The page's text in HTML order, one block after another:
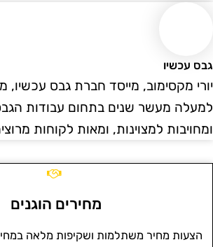
עכשיו
מקסימוב, מייסד חברת גבס עכשיו,
מעשר שנים בתחום עבודות
למצוינות, ומאות לקוחות
מחירים הוגנים
הצעות מחיר משתלמות ושקיפות מלאה